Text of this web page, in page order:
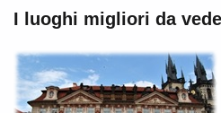
I luoghi migliori da